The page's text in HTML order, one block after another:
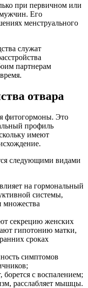
при первичном или
Его
менструального
служат
партнерам
отвара
фитогормоны. Это
профиль
имеют
следующими видами
на гормональный
системы,
множества
секрецию женских
гипотонию матки,
сроках
симптомов
с воспалением;
расслабляет мышцы.